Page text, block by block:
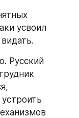
усвоил
Русский